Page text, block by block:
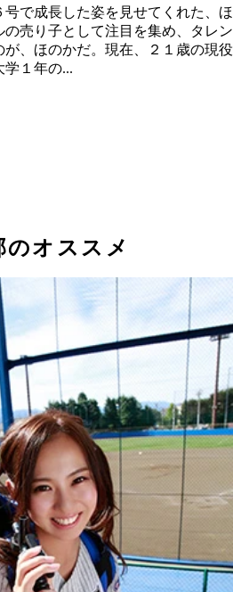
号で成長した姿を見せてくれた、ほ
売り子として注目を集め、タレン
が、ほのかだ。現在、２１歳の現役
学１年の...
のオススメ